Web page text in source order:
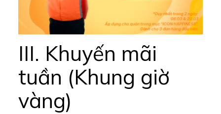
III. Khuyến mãi
tuần (Khung giờ
vàng)